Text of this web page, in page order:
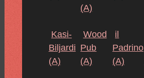
(A)
Kasi-
Biljardi
(A)
Wood
Pub
(A)
il
Padrino
(A)